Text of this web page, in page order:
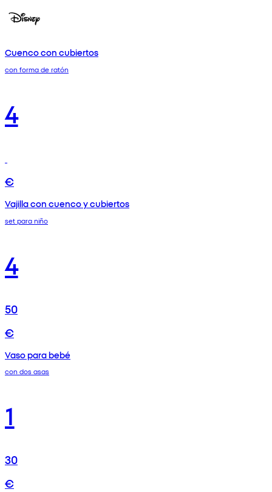
Cuenco con cubiertos
con forma de ratón
4
€
Vajilla con cuenco y cubiertos
set para niño
4
50
€
Vaso para bebé
con dos asas
1
30
€